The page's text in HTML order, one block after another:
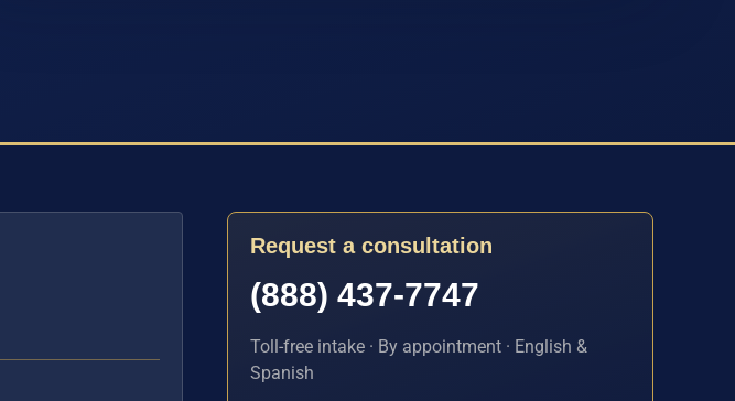
Request a consultation
(888) 437-7747
Toll-free intake · By appointment · English &
Spanish